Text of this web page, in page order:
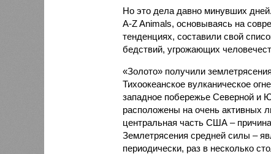
Но это дела давно минувших
A-Z Animals, основываясь на
тенденциях, составили свой
бедствий, угрожающих
«Золото» получили
Тихоокеанское вулканическое
западное побережье Северной и
расположены на очень активных
центральная часть США –
Землетрясения средней силы –
периодически, раз в несколько